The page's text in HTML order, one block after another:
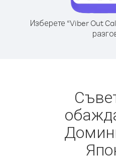
Изберете “Viber Out